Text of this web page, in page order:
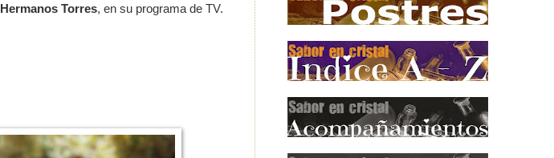
Hermanos Torres, en su programa de TV.